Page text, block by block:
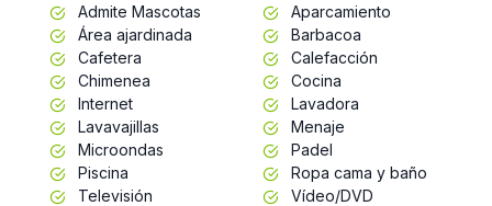
Admite Mascotas
Aparcamiento
Área ajardinada
Barbacoa
Cafetera
Calefacción
Chimenea
Cocina
Internet
Lavadora
Lavavajillas
Menaje
Microondas
Padel
Piscina
Ropa cama y baño
Televisión
Vídeo/DVD